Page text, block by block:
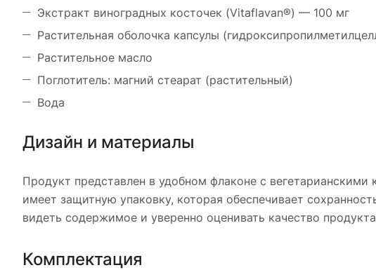
Экстракт виноградных косточек (Vitaflavan®) — 100 мг
Растительная оболочка капсулы
Растительное масло
Поглотитель: магний стеарат (растительный)
Вода
Дизайн и материалы
Продукт представлен в удобном флаконе с
имеет защитную упаковку, которая обеспечивает
видеть содержимое и уверенно оценивать качество
Комплектация